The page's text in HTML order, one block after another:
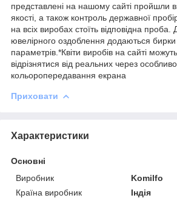
представлені на нашому сайті пройшли
якості, а також контроль державної
на всіх виробах стоїть відповідна проба.
ювелірного оздоблення додаються бирки
параметрів.*Квіти виробів на сайті
відрізнятися від реальних через
кольоропередавання екрана
Приховати
Характеристики
Основні
Виробник
Komilfo
Країна виробник
Індія